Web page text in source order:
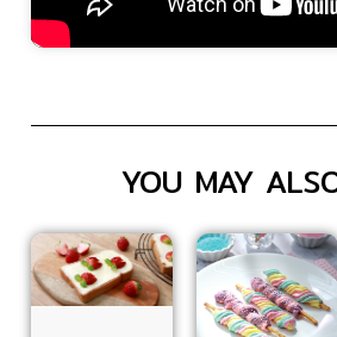
YOU MAY